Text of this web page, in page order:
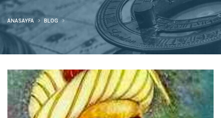
ANASAYFA BLOG